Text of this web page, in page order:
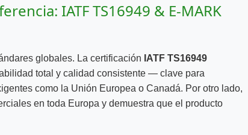
IATF TS16949 & E-MARK
globales. La certificación IATF TS16949
total y calidad consistente — clave para
como la Unión Europea o Canadá. Por otro lado,
en toda Europa y demuestra que el producto